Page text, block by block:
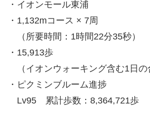
・イオンモール東浦
・1,132mコース × 7周
（所要時間：1時間22分35秒）
・15,913歩
（イオンウォーキング含む1日の
・ピクミンブルーム進捗
Lv95 累計歩数：8,364,721歩